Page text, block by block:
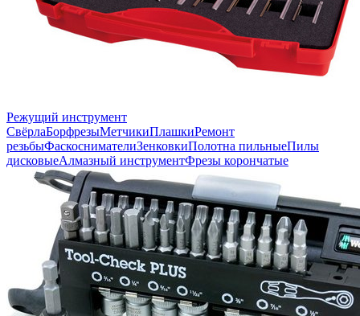
Режущий инструмент
СвёрлаБорфрезыМетчикиПлашкиРемонт
резьбыФаскоснимателиЗенковкиПолотна пильныеПилы
дисковыеАлмазный инструментФрезы корончатые